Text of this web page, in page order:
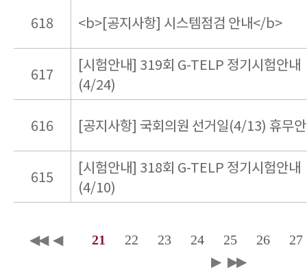
618 <b>[공지사항] 시스템점검 안내</b>
617
[시험안내] 319회 G-TELP 정기시험안내
(4/24)
616 [공지사항] 국회의원 선거일(4/13) 휴무
615
[시험안내] 318회 G-TELP 정기시험안내
(4/10)
◀◀ ◀ 21 22 23 24 25 26
27
▶ ▶▶